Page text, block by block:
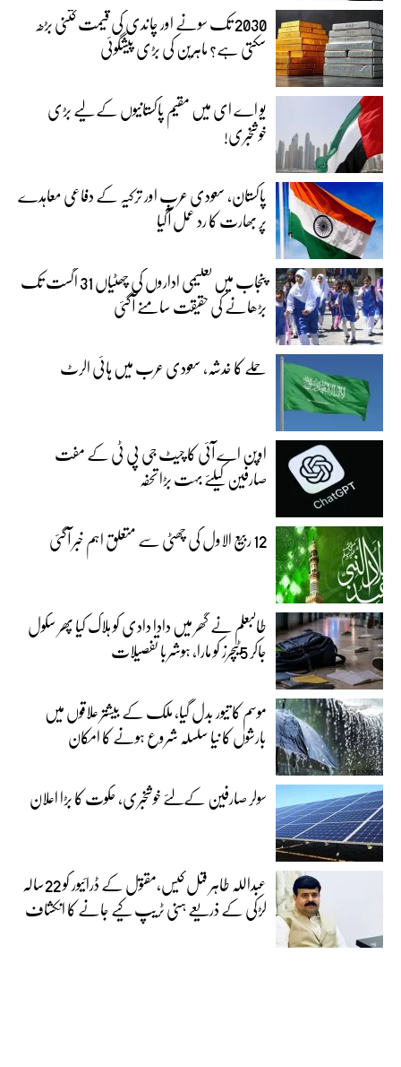
2030 تک سونے اور چاندی کی قیمت کتنی بڑھ
سکتی ہے؟ ماہرین کی بڑی پیشگوئی
یو اے ای میں مقیم پاکستانیوں کے لیے بڑی
خوشخبری!
پاکستان، سعودی عرب اور ترکیہ کے دفاعی معاہدے
پر بھارت کا رد عمل آگیا
پنجاب میں تعلیمی اداروں کی چھٹیاں 31 اگست تک
بڑھانے کی حقیقت سامنے آگئی
حملے کا خدشہ، سعودی عرب میں ہائی الرٹ
اوپن اے آئی کا چیٹ جی پی ٹی کے مفت
صارفین کیلئے بہت بڑا تحفہ
12 ربیع الاول کی چھٹی سے متعلق اہم خبر آگئی
طالبعلم نے گھر میں دادا دادی کو ہلاک کیا پھر سکول
جاکر 5ٹیچرز کو مارا، ہوشربا تفصیلات
موسم کا تیور بدل گیا، ملک کے بیشتر علاقوں میں
بارشوں کا نیا سلسلہ شروع ہونے کا امکان
سولر صارفین کےلئے خوشخبری، حکوت کا بڑا اعلان
عبداللہ طاہر قتل کیس،مقتول کے ڈرائیور کو 22سالہ
لڑکی کے ذریعے ہنی ٹریپ کیے جانے کا انکشاف